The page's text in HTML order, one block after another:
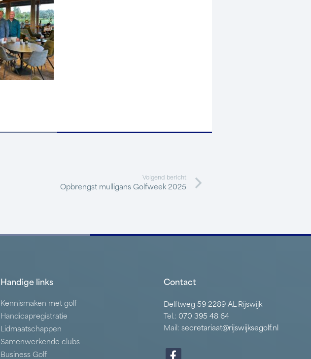
Volgend bericht
Opbrengst mulligans Golfweek 2025
Handige links
Kennismaken met golf
Handicapregistratie
Lidmaatschappen
Samenwerkende clubs
Business Golf
Contact
Delftweg 59 2289 AL Rijswijk
Tel.: 070 395 48 64
Mail: secretariaat@rijswijksegolf.nl